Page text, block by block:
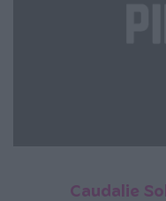
Caudalie